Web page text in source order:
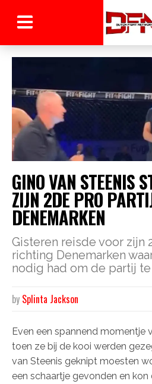
GINO VAN STEENIS
ZIJN 2DE PRO
DENEMARKEN
Gisteren reisde voor zijn
richting Denemarken
nodig had om de partij
by Splinta Jackson
Even een spannend momentje
toen ze bij de kooi werden
van Steenis geknipt moesten
een schaartje gevonden en